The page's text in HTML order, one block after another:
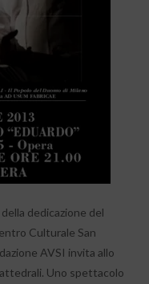
dedicazione del
Culturale San
AVSI invita allo
Uno spettacolo